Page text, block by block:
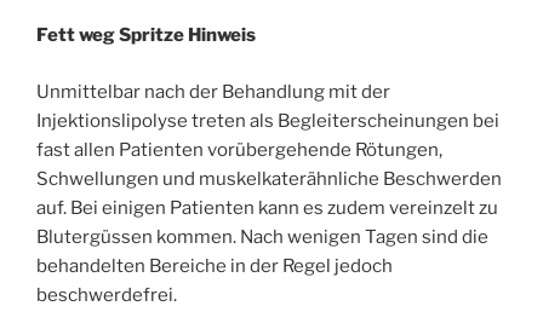
Fett weg Spritze Hinweis
Unmittelbar nach der Behandlung mit der
Injektionslipolyse treten als Begleiterscheinungen bei
fast allen Patienten vorübergehende Rötungen,
Schwellungen und muskelkaterähnliche Beschwerden
auf. Bei einigen Patienten kann es zudem vereinzelt zu
Blutergüssen kommen. Nach wenigen Tagen sind die
behandelten Bereiche in der Regel jedoch
beschwerdefrei.